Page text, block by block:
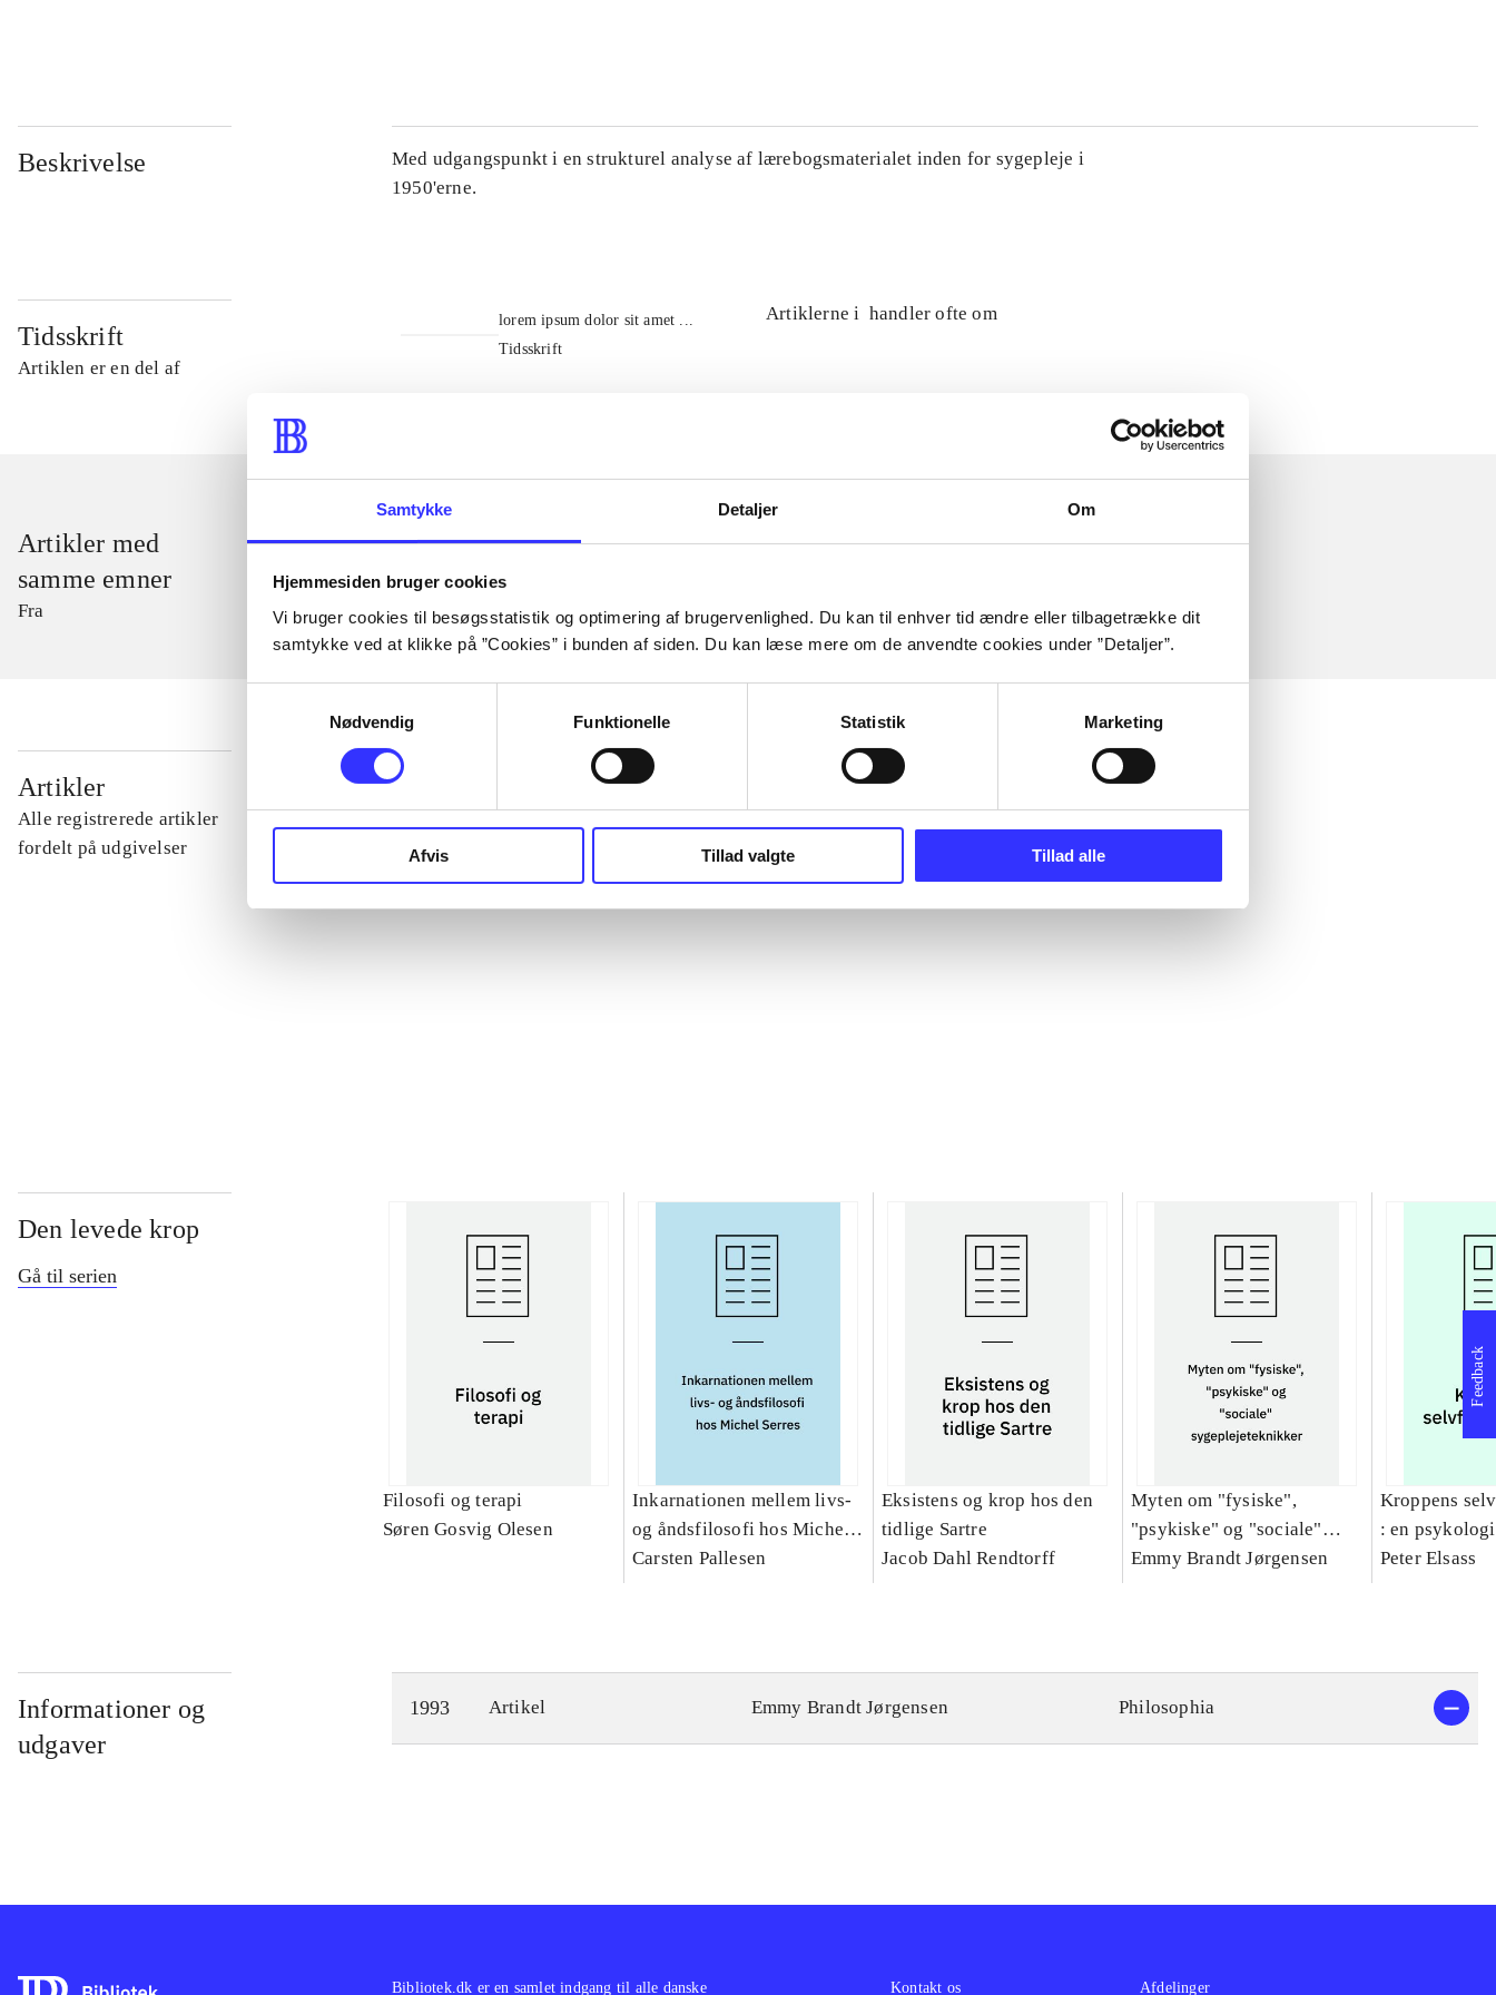
Samtykke Detaljer Om
Hjemmesiden bruger cookies
Vi bruger cookies til besøgsstatistik og optimering af brugervenlighed. Du kan til enhver tid ændre eller tilbagetrække dit
samtykke ved at klikke på ”Cookies” i bunden af siden. Du kan læse mere om de anvendte cookies under ”Detaljer”.
Nødvendig
Funktionelle Statistik Marketing
Afvis Tillad valgte Tillad alle
Beskrivelse
Med udgangspunkt i en strukturel analyse af lærebogsmaterialet inden for sygepleje i
1950'erne.
Tidsskrift
Artiklen er en del af
lorem ipsum dolor sit amet ...
Tidsskrift
Artiklerne i handler ofte om
Artikler med
samme emner
Fra
Artikler
Alle registrerede artikler
fordelt på udgivelser
...
Den levede krop
Gå til serien
Filosofi og terapi
Søren Gosvig Olesen
Inkarnationen mellem livs-
og åndsfilosofi hos Michel
Serres : et teologisk bidrag
Carsten Pallesen
Eksistens og krop hos den
tidlige Sartre
Jacob Dahl Rendtorff
Myten om "fysiske",
"psykiske" og "sociale"
sygeplejeteknikker
Emmy Brandt Jørgensen
Kroppens
: en
Peter Elsass
Informationer og
udgaver
1993 Artikel Emmy Brandt Jørgensen Philosophia
Feedback
Bibliotek.dk er en samlet indgang til alle danske Kontakt os Afdelinger